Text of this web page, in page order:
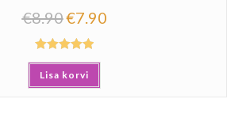
€8.90€7.90
Hinnanguga
5.00/ 5
Lisa korvi